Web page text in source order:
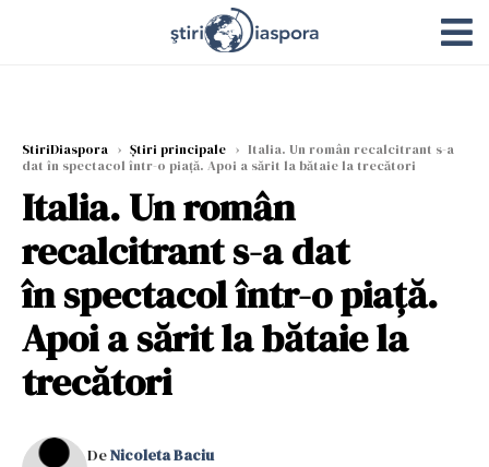
StiriDiaspora › Știri principale › Italia. Un român recalcitrant s-a
dat în spectacol într-o piaţă. Apoi a sărit la bătaie la trecători
Italia. Un român
recalcitrant s-a dat
în spectacol într-o piaţă.
Apoi a sărit la bătaie la
trecători
DeNicoleta Baciu